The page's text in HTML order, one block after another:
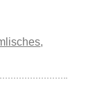
d
A
p
p
,